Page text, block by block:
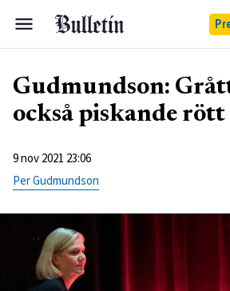
Gudmundson:
också piskande rött
9 nov 2021 23:06
Per Gudmundson